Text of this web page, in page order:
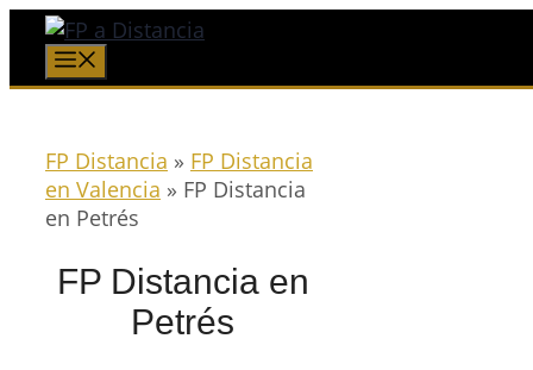
Saltar
contenido
FP Distancia » FP Distancia
en Valencia » FP Distancia
en Petrés
FP Distancia en
Petrés